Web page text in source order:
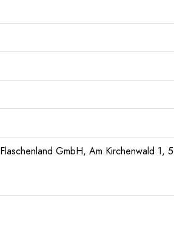
Flaschenland GmbH, Am Kirchenwald 1,